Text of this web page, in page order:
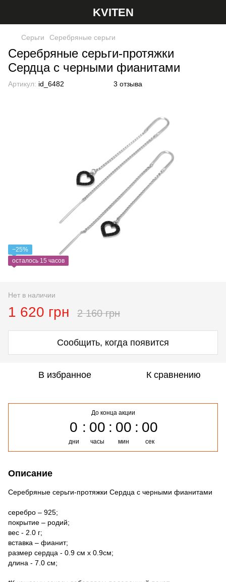
KVITEN
Серьги Серебряные серьги
Серебряные серьги-протяжки
Сердца с черными фианитами
Артикул: id_6482 3 отзыва
−25%
осталось 15 часов
Нет в наличии
1 620 грн 2 160 грн
Сообщить, когда появится
В избранное К сравнению
До конца акции
0
дни
00
часы
00
мин
00
сек
Описание
Серебряные серьги-протяжки Сердца с черными фианитами
серебро – 925;
покрытие – родий;
вес - 2.0 г;
вставка – фианит;
размер сердца - 0.9 см х 0.9см;
длина - 7.0 см;